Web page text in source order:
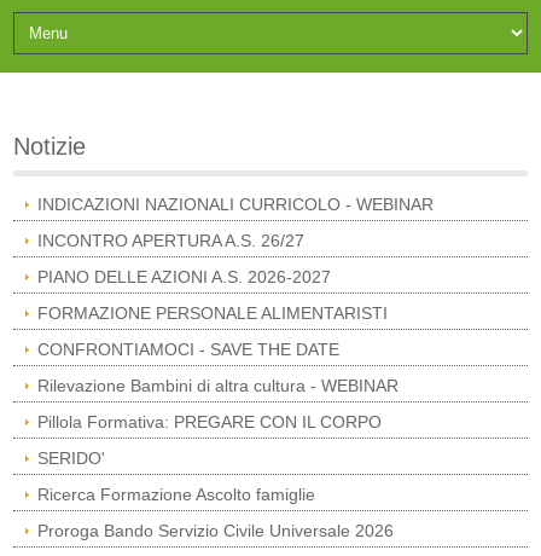
Notizie
INDICAZIONI NAZIONALI CURRICOLO - WEBINAR
INCONTRO APERTURA A.S. 26/27
PIANO DELLE AZIONI A.S. 2026-2027
FORMAZIONE PERSONALE ALIMENTARISTI
CONFRONTIAMOCI - SAVE THE DATE
Rilevazione Bambini di altra cultura - WEBINAR
Pillola Formativa: PREGARE CON IL CORPO
SERIDO'
Ricerca Formazione Ascolto famiglie
Proroga Bando Servizio Civile Universale 2026